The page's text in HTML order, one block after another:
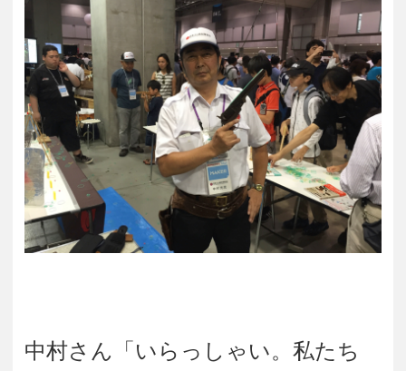
中村さん「いらっしゃい。私たち